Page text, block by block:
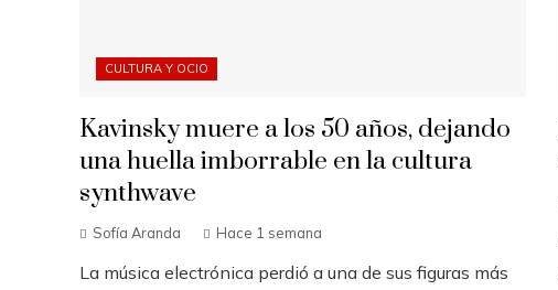
CULTURA Y OCIO
Kavinsky muere a los 50 años, dejando
una huella imborrable en la cultura
synthwave
Sofía Aranda Hace 1 semana
La música electrónica perdió a una de sus figuras más